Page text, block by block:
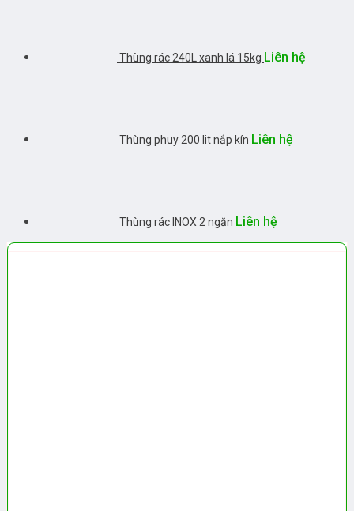
Thùng rác 240L xanh lá 15kg Liên hệ
Thùng phuy 200 lit nắp kín Liên hệ
Thùng rác INOX 2 ngăn Liên hệ